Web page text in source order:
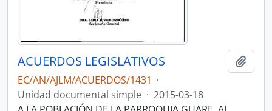
ACUERDOS LEGISLATIVOS
EC/AN/AJLM/ACUERDOS/1431 ·
Unidad documental simple · 2015-03-18